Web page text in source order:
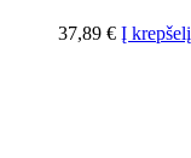
37,89 € Į krepšelį